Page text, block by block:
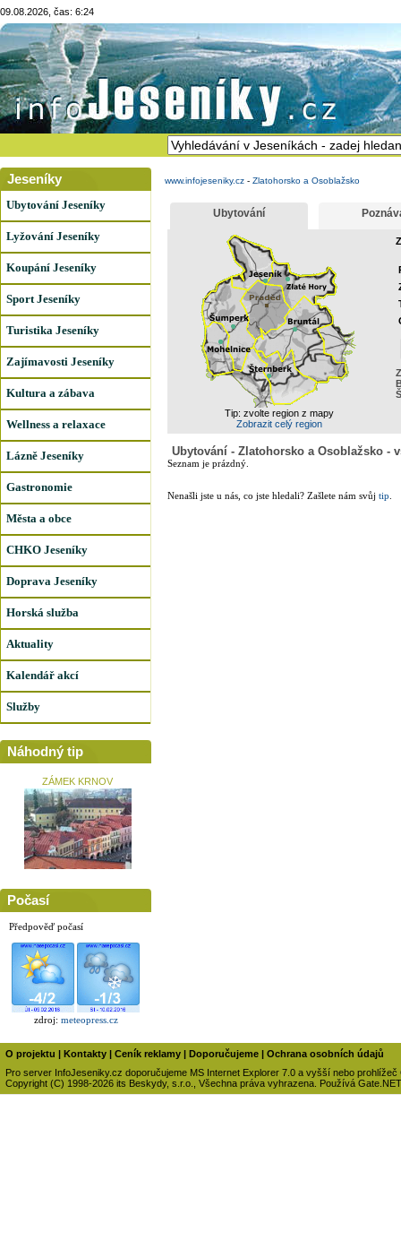
09.08.2026, čas: 6:24
Jeseníky
Ubytování Jeseníky
Lyžování Jeseníky
Koupání Jeseníky
Sport Jeseníky
Turistika Jeseníky
Zajímavosti Jeseníky
Kultura a zábava
Wellness a relaxace
Lázně Jeseníky
Gastronomie
Města a obce
CHKO Jeseníky
Doprava Jeseníky
Horská služba
Aktuality
Kalendář akcí
Služby
Náhodný tip
ZÁMEK KRNOV
Počasí
Předpověď počasí
zdroj: meteopress.cz
www.infojeseniky.cz - Zlatohorsko a Osoblažsko
Ubytování
Tip: zvolte region z mapy
Zobrazit celý region
Ubytování - Zlatohorsko a Osoblažsko -
Seznam je prázdný.
Nenašli jste u nás, co jste hledali? Zašlete nám svůj tip
O projektu Kontakty Ceník reklamy Doporučujeme
Ochrana osobních údajů
Pro server InfoJeseniky.cz doporučujeme MS Internet Explorer 7.0 a vyšší nebo prohlížeč
Copyright (C) 1998-2026 its Beskydy, s.r.o., Všechna práva vyhrazena. Používá